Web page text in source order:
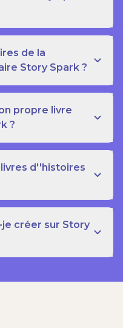
de la
Story Spark ?
propre livre
?
d''histoires
je créer sur Story